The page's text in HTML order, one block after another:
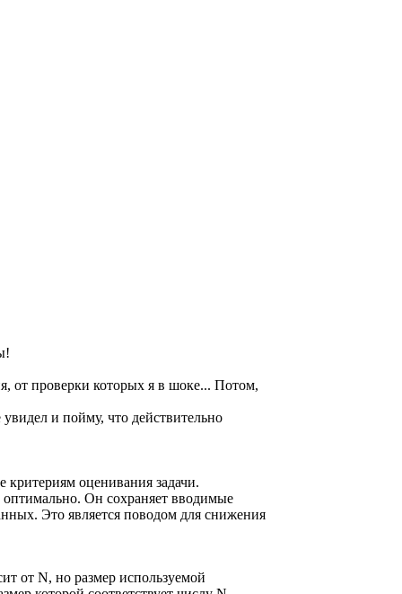
от проверки которых я в шоке... Потом,
и пойму, что действительно
оценивания задачи.
Он сохраняет вводимые
Это является поводом для снижения
от N, но размер используемой